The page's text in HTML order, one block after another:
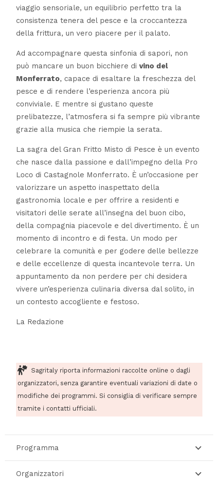
viaggio sensoriale, un equilibrio perfetto tra la
consistenza tenera del pesce e la croccantezza
della frittura, un vero piacere per il palato.
Ad accompagnare questa sinfonia di sapori, non
può mancare un buon bicchiere di vino del
Monferrato, capace di esaltare la freschezza del
pesce e di rendere l’esperienza ancora più
conviviale. E mentre si gustano queste
prelibatezze, l’atmosfera si fa sempre più vibrante
grazie alla musica che riempie la serata.
La sagra del Gran Fritto Misto di Pesce è un evento
che nasce dalla passione e dall’impegno della Pro
Loco di Castagnole Monferrato. È un’occasione per
valorizzare un aspetto inaspettato della
gastronomia locale e per offrire a residenti e
visitatori delle serate all’insegna del buon cibo,
della compagnia piacevole e del divertimento. È un
momento di incontro e di festa. Un modo per
celebrare la comunità e per godere delle bellezze
e delle eccellenze di questa incantevole terra. Un
appuntamento da non perdere per chi desidera
vivere un’esperienza culinaria diversa dal solito, in
un contesto accogliente e festoso.
La Redazione
Sagritaly riporta informazioni raccolte online o dagli
organizzatori, senza garantire eventuali variazioni di date o
modifiche dei programmi. Si consiglia di verificare sempre
tramite i contatti ufficiali.
Programma
Organizzatori